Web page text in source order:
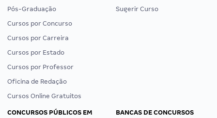
Pós-Graduação
Cursos por Concurso
Cursos por Carreira
Cursos por Estado
Cursos por Professor
Oficina de Redação
Cursos Online Gratuitos
Sugerir Curso
CONCURSOS PÚBLICOS EM
BANCAS DE CONCURSOS